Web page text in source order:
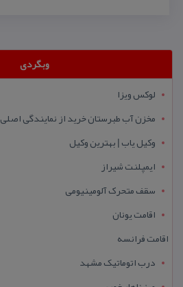
وبگردی
لوکس ویزا
مخزن آب طبرستان خرید از نمایندگی اصلی
وکیل یاب | بهترین وکیل
ایمپلنت شیراز
سقف متحرک آلومینیومی
اقامت یونان
اقامت فرانسه
درب اتوماتیک مشهد